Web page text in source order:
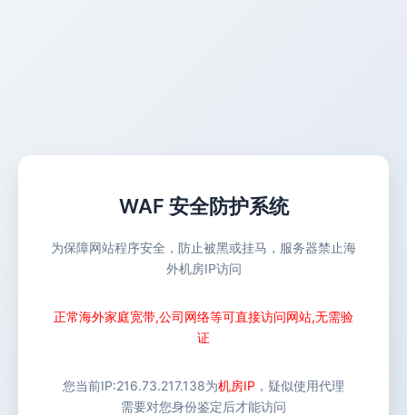
WAF 安全防护系统
为保障网站程序安全，防止被黑或挂马，服务器禁止海
外机房IP访问
正常海外家庭宽带,公司网络等可直接访问网站,无需验
证
您当前IP:216.73.217.138为机房IP ，疑似使用代理
需要对您身份鉴定后才能访问